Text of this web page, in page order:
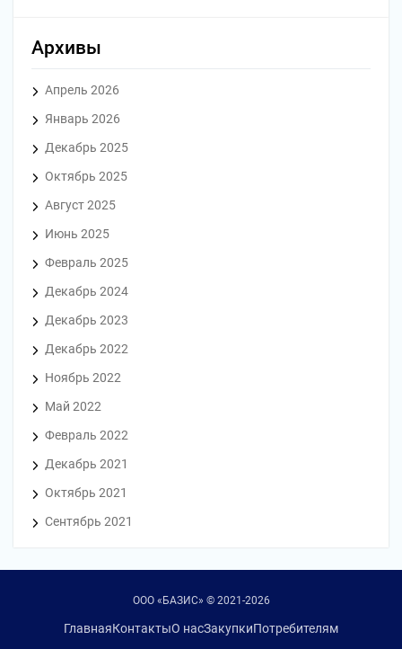
Архивы
Апрель 2026
Январь 2026
Декабрь 2025
Октябрь 2025
Август 2025
Июнь 2025
Февраль 2025
Декабрь 2024
Декабрь 2023
Декабрь 2022
Ноябрь 2022
Май 2022
Февраль 2022
Декабрь 2021
Октябрь 2021
Сентябрь 2021
ООО «БАЗИС» © 2021-2026
ГлавнаяКонтактыО насЗакупкиПотребителям